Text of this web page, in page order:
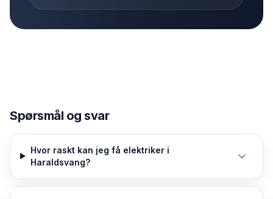
Spørsmål og svar
Hvor raskt kan jeg få elektriker i
Haraldsvang?